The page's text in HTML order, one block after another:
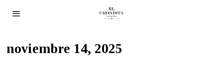
noviembre 14, 2025